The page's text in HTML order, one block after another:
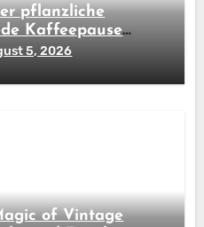
pflanzliche
Kaffeepause
5, 2026
of Vintage